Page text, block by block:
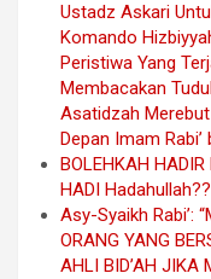
Ustadz Askari
Komando
Peristiwa Yang
Membacakan
Asatidzah
Depan Imam
BOLEHKAH
HADI Hadahullah??
Asy-Syaikh Rabi’:
ORANG YANG
AHLI BID’AH JIKA